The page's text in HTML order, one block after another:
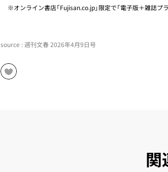
※オンライン書店「Fujisan.co.jp」限定で「電子版＋雑誌プ
source : 週刊文春 2026年4月9日号
関